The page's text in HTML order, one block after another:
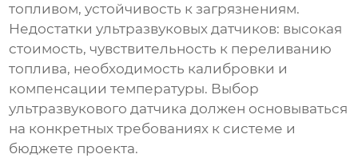
топливом, устойчивость к загрязнениям.
Недостатки ультразвуковых датчиков: высокая
стоимость, чувствительность к переливанию
топлива, необходимость калибровки и
компенсации температуры. Выбор
ультразвукового датчика должен основываться
на конкретных требованиях к системе и
бюджете проекта.